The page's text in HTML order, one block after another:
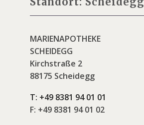
MARIENAPOTHEKE
SCHEIDEGG
Kirchstraße 2
88175 Scheidegg
T: +49 8381 94 01 01
F: +49 8381 94 01 02